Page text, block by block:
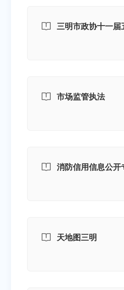
三明市政协十一届
市场监管执法
消防信用信息公开
天地图三明